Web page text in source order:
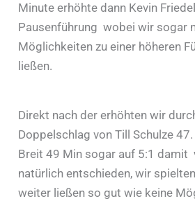
Minute erhöhte dann Kevin
Pausenführung wobei wir sogar
Möglichkeiten zu einer höheren
ließen.
Direkt nach der erhöhten wir
Doppelschlag von Till Schulze
Breit 49 Min sogar auf 5:1 damit
natürlich entschieden, wir
weiter ließen so gut wie keine